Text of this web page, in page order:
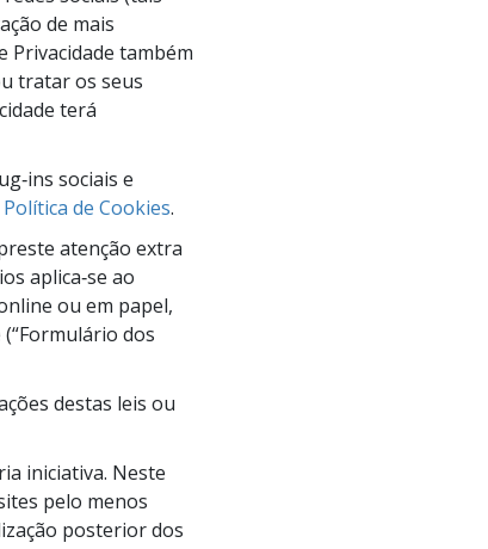
Respostas às Drogas
Crianças
Ferramentas para o Local do Trabalho
Ética e as Condições
A Causa da Supressão
Investigações
Bases da Organização
Metas e Objetivos
Comunicação
de mais
Privacidade também
tratar os seus
terá
sociais e
Política de Cookies.
atenção extra
aplica‑se ao
ou em papel,
dos
destas leis ou
iniciativa. Neste
pelo menos
posterior dos